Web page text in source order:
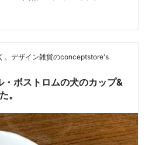
エレオノール・ボストロム
、ねこのティーカップです。
作り続けている彼女が「猫」を
こか犬っぽい気もするけれど？
ールのねこ」なのです。カッ
。デザイン雑貨のconceptstore's
・ボストロムの犬のカップ&
。